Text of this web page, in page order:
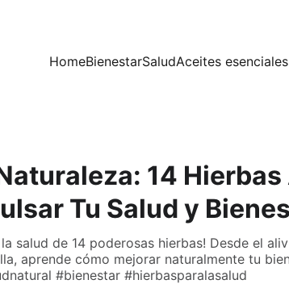
HomeBienestarSaludAceites esenciales
14
Tu Salud y
salud de 14 poderosas hierbas! Desde el
aprende cómo mejorar naturalmente tu
#bienestar #hierbasparalasalud